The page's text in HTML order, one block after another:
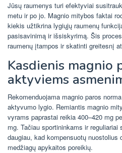
Jūsų raumenys turi efektyviai
metu ir po jo. Magnio mitybos faktai
kiekis užtikrina lygiųjų raumenų
pasisavinimą ir išsiskyrimą. Šis
raumenų įtampos ir skatinti greitesnį
Kasdienis magnio
aktyviems
Rekomenduojama magnio paros
aktyvumo lygio. Remiantis magnio
vyrams paprastai reikia 400–420 mg
mg. Tačiau sportininkams ir
daugiau, kad kompensuotų nuostolius
medžiagų apykaitos poreikių.